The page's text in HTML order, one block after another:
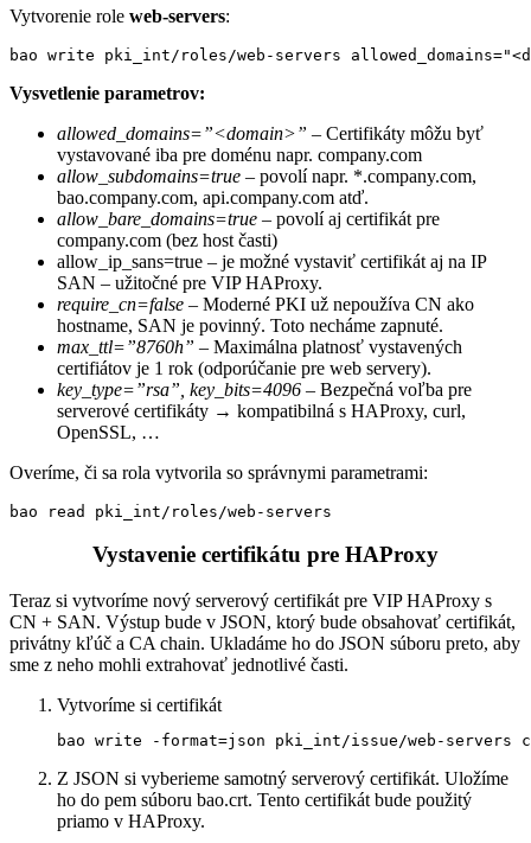
Vytvorenie role web-servers:
bao write pki_int/roles/web-servers
Vysvetlenie parametrov:
allowed_domains=”<domain>” – Certifikáty môžu byť
vystavované iba pre doménu napr. company.com
allow_subdomains=true – povolí napr. *.company.com,
bao.company.com, api.company.com atď.
allow_bare_domains=true – povolí aj certifikát pre
company.com (bez host časti)
allow_ip_sans=true – je možné vystaviť certifikát aj na IP
SAN – užitočné pre VIP HAProxy.
require_cn=false – Moderné PKI už nepoužíva CN ako
hostname, SAN je povinný. Toto necháme zapnuté.
max_ttl=”8760h” – Maximálna platnosť vystavených
certifiátov je 1 rok (odporúčanie pre web servery).
key_type=”rsa”, key_bits=4096 – Bezpečná voľba pre
serverové certifikáty → kompatibilná s HAProxy, curl,
OpenSSL, …
Overíme, či sa rola vytvorila so správnymi parametrami:
bao read pki_int/roles/web-servers
Vystavenie certifikátu pre HAProxy
Teraz si vytvoríme nový serverový certifikát pre VIP HAProxy s
CN + SAN. Výstup bude v JSON, ktorý bude obsahovať certifikát,
privátny kľúč a CA chain. Ukladáme ho do JSON súboru preto, aby
sme z neho mohli extrahovať jednotlivé časti.
Vytvoríme si certifikát
bao write -format=json pki_int/issue/web-servers
Z JSON si vyberieme samotný serverový certifikát. Uložíme
ho do pem súboru bao.crt. Tento certifikát bude použitý
priamo v HAProxy.